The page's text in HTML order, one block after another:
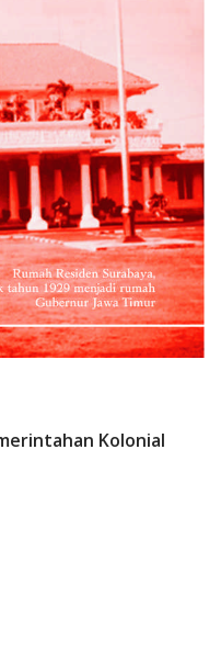
Kolonial